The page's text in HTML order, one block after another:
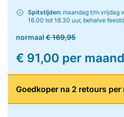
Spitstijden: maandag t/m vrijdag
16.00 tot 18.30 uur, behalve
normaal € 169,95
€ 91,00 per maand
Goedkoper na 2 retours per